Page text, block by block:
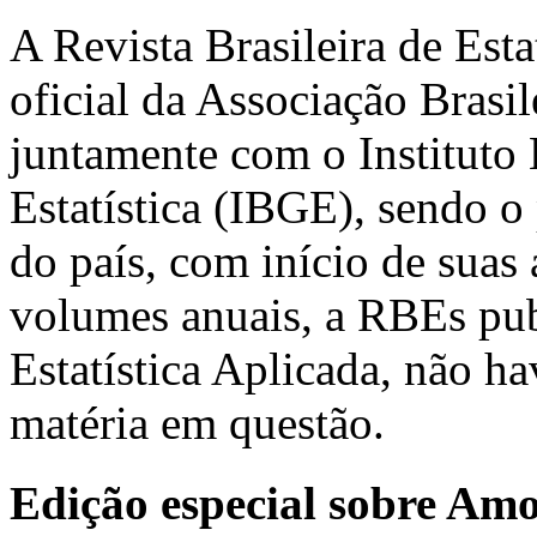
A Revista Brasileira de
oficial da Associação
juntamente com o Instituto
Estatística (IBGE), sendo
do país, com início de
volumes anuais, a RBEs
Estatística Aplicada, não
matéria em questão.
Edição especial sobre